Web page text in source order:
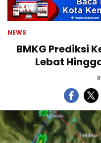
NEWS
BMKG Prediksi
Lebat